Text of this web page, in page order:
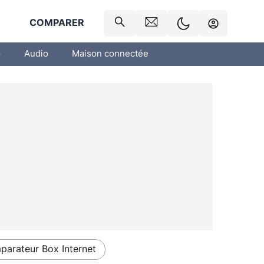
COMPARER
Audio Maison connectée
Box Internet